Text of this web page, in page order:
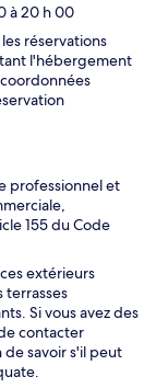
à 20 h 00
réservations
l'hébergement
professionnel et
155 du Code
extérieurs
terrasses
Si vous avez des
contacter
savoir s'il peut